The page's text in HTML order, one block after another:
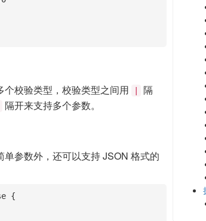
个校验类型，校验类型之间用
隔
隔开来支持多个参数。
参数外，还可以支持 JSON 格式的
{